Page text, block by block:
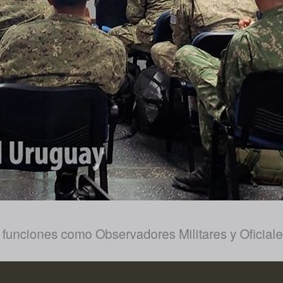
como Observadores Militares y